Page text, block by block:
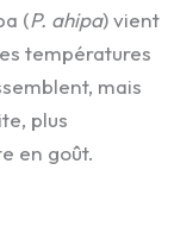
(P. ahipa) vient
températures
mais
plus
en goût.